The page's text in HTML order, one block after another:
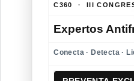
C360 · III
Expertos
Conecta · Detecta ·